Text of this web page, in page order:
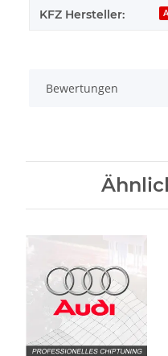
KFZ Hersteller:
Bewertungen